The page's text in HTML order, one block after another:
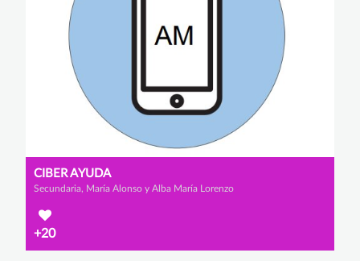
CIBER AYUDA
Secundaria, María Alonso y Alba María Lorenzo
+20